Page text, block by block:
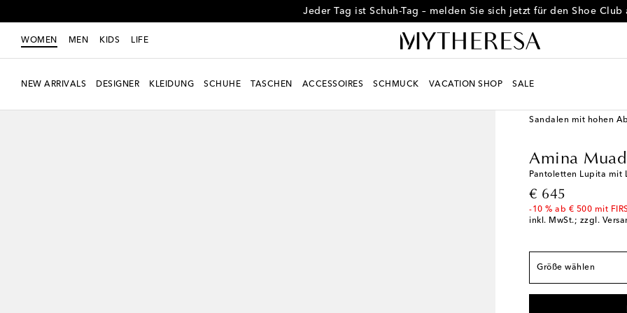
Jeder Tag ist Schuh-Tag – melden Sie sich jetzt für den Shoe Club
WOMEN MEN KIDS LIFE
NEW ARRIVALS DESIGNER KLEIDUNG SCHUHE TASCHEN ACCESSOIRES SCHMUCK VACATION SHOP SALE
Sandalen mit hohen
Amina
Pantoletten Lupita mit
€ 645
original price
-10 % ab € 500 mit
inkl. MwSt.; zzgl.
Größe wählen
EU 35 Letzter Artikel
EU 36 Geringe
Geringe
EU 37.5 Geringe
EU 38.5 Geringe
EU 39 Geringe
Geringe